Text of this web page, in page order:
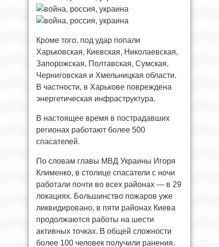
Кроме того, под удар попали
Харьковская, Киевская, Николаевская,
Запорожская, Полтавская, Сумская,
Черниговская и Хмельницкая области.
В частности, в Харькове повреждена
энергетическая инфраструктура.
В настоящее время в пострадавших
регионах работают более 500
спасателей.
По словам главы МВД Украины Игоря
Клименко, в столице спасатели с ночи
работали почти во всех районах — в 29
локациях. Большинство пожаров уже
ликвидировано, в пяти районах Киева
продолжаются работы на шести
активных точках. В общей сложности
более 100 человек получили ранения.